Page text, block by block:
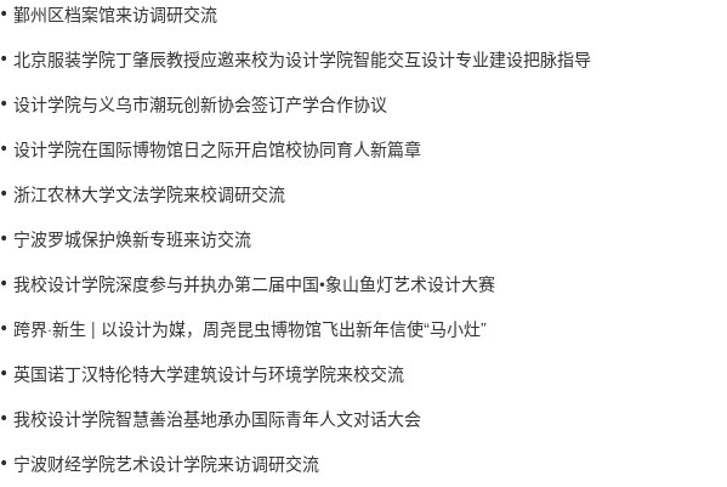
鄞州区档案馆来访调研交流
北京服装学院丁肇辰教授应邀来校为设计学院智能交互设计专业建设把脉指导
设计学院与义乌市潮玩创新协会签订产学合作协议
设计学院在国际博物馆日之际开启馆校协同育人新篇章
浙江农林大学文法学院来校调研交流
宁波罗城保护焕新专班来访交流
我校设计学院深度参与并执办第二届中国•象山鱼灯艺术设计大赛
跨界·新生 | 以设计为媒，周尧昆虫博物馆飞出新年信使“马小灶”
英国诺丁汉特伦特大学建筑设计与环境学院来校交流
我校设计学院智慧善治基地承办国际青年人文对话大会
宁波财经学院艺术设计学院来访调研交流